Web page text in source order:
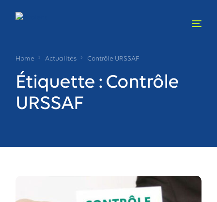
Home Actualités Contrôle URSSAF
Étiquette : Contrôle
URSSAF